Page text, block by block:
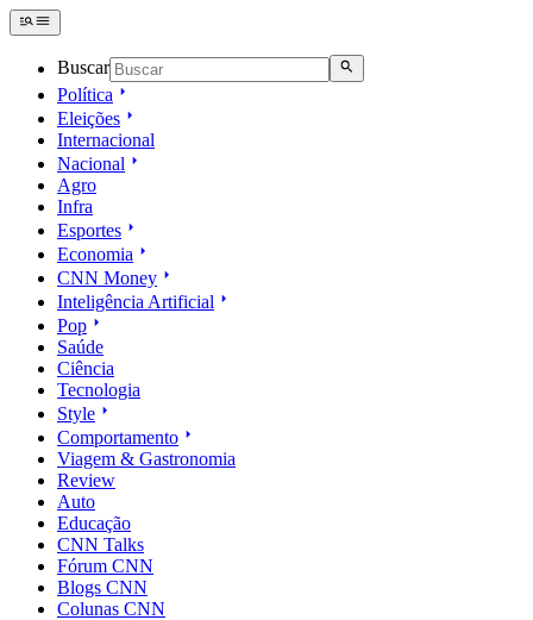
Buscar
Política
Eleições
Internacional
Nacional
Agro
Infra
Esportes
Economia
CNN Money
Inteligência Artificial
Pop
Saúde
Ciência
Tecnologia
Style
Comportamento
Viagem & Gastronomia
Review
Auto
Educação
CNN Talks
Fórum CNN
Blogs CNN
Colunas CNN